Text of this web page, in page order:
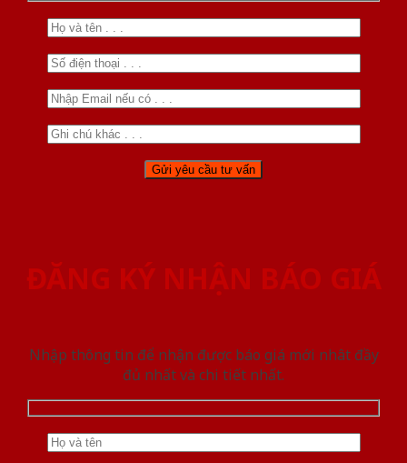
ĐĂNG KÝ NHẬN BÁO GIÁ
Nhập thông tin để nhận được báo giá mới nhât đầy
đủ nhất và chi tiết nhất.